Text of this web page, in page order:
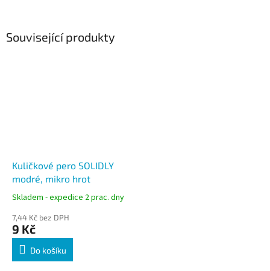
Související produkty
Kuličkové pero SOLIDLY
modré, mikro hrot
Skladem - expedice 2 prac. dny
7,44 Kč bez DPH
9 Kč
Do košíku